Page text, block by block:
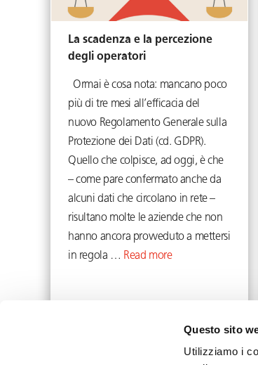
Questo sito
Utilizziamo i
La scadenza e la percezione
degli operatori
Ormai è cosa nota: mancano poco
più di tre mesi all’efficacia del
nuovo Regolamento Generale sulla
Protezione dei Dati (cd. GDPR).
Quello che colpisce, ad oggi, è che
– come pare confermato anche da
alcuni dati che circolano in rete –
risultano molte le aziende che non
hanno ancora provveduto a mettersi
in regola … Read more